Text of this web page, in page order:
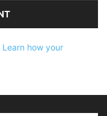
Learn how your